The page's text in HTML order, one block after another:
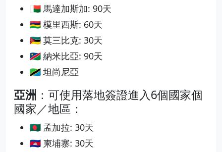
🇲🇬 馬達加斯加: 90天
🇲🇺 模里西斯: 60天
🇲🇿 莫三比克: 30天
🇳🇦 納米比亞: 90天
🇹🇿 坦尚尼亞
亞洲 ：可使用落地簽證進入6個國家個
國家／地區：
🇧🇩 孟加拉: 30天
🇰🇭 柬埔寨: 30天